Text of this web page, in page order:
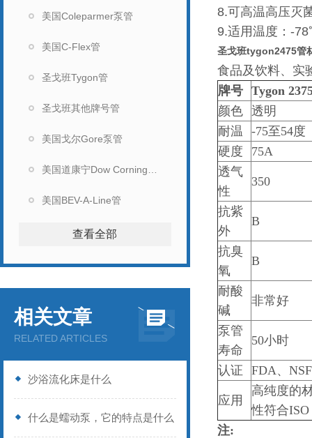
美国Coleparmer泵管
美国C-Flex管
圣戈班Tygon管
圣戈班其他牌号管
美国戈尔Gore泵管
美国BEV-A-Line管
查看全部
相关文章
RELATED ARTICLES
沙浴流化床是什么
什么是蠕动泵，它的特点是什么
8.可高温高压灭
9.适用温度：-
圣戈班tygon2475管
食品及饮料、实
牌号 Tygon
颜色 透明
耐温
-75至54度
硬度
75A
透气
性
350
抗紫
外
B
抗臭
氧
B
耐酸
碱
非常好
泵管
寿命
50小时
认证 FDA、
应用
高纯度的
性符合ISO
注: